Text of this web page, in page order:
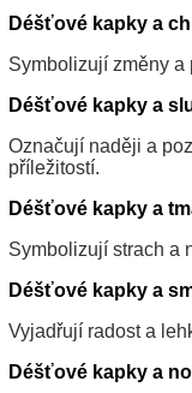
Déšťové kapky a
Symbolizují změny a
Déšťové kapky a
Označují naději a
příležitostí.
Déšťové kapky a
Symbolizují strach a
Déšťové kapky a
Vyjadřují radost a
Déšťové kapky a